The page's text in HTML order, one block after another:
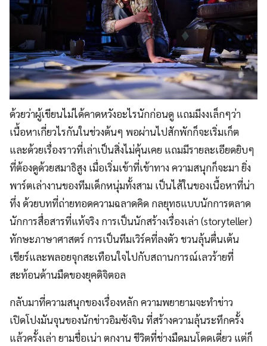
ด้วยว่าผู้เขียนไม่ได้คาดหวังอะไรนักก่อนดู แถมมีงงเล็กๆว่า
เนื้อหาเกี่ยวไรกันในช่วงต้นๆ พอผ่านไปสักพักก็จะเริ่มเก็ต
และด้วยเรื่องราวที่เล่าเป็นสิ่งไม่คุ้นเคย แถมมีรายละเอียดยิบๆ
ที่ต้องดูด้วยสมาธิสูง เมื่อเริ่มเข้าที่เข้าทาง ความสนุกก็จะมา ยิ่ง
พาร์ตเล่างานของทีมเด็กหนุ่มทั้งสาม เป็นไส้ในของเนื้อหาที่น่า
ทึ่ง ด้วยบทที่ถ่ายทอดความฉลาดคิด กลยุทธแบบนักการตลาด
นักการสื่อสารที่แท้จริง การเป็นนักสร้างเรื่องเล่า (storyteller)
ทักษะภาษาศาสตร์ การเป็นทีมเวิร์คที่ลงตัว ชวนลุ้นตื่นเต้น
เชียร์และพลอยจุกสะเทือนใจไปกับสถานการณ์เลวร้ายที่
สะท้อนด้านมืดของยุคดิจิตอล
กลับมาที่ความสนุกของเรื่องหลัก ความพยายามจะทำข่าว
เปิดโปงมันจุนของนักข่าวอิมซังจิน ที่สร้างความลุ้นระทึกครั้ง
แล้วครั้งเล่า ยามชื่อเน่า ตกงาน ชีวิตที่ช่างมืดมนโดดเดี่ยว แต่ก็